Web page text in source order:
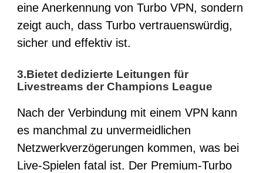
eine Anerkennung von Turbo VPN, sondern
zeigt auch, dass Turbo vertrauenswürdig,
sicher und effektiv ist.
3.Bietet dedizierte Leitungen für
Livestreams der Champions League
Nach der Verbindung mit einem VPN kann
es manchmal zu unvermeidlichen
Netzwerkverzögerungen kommen, was bei
Live-Spielen fatal ist. Der Premium-Turbo